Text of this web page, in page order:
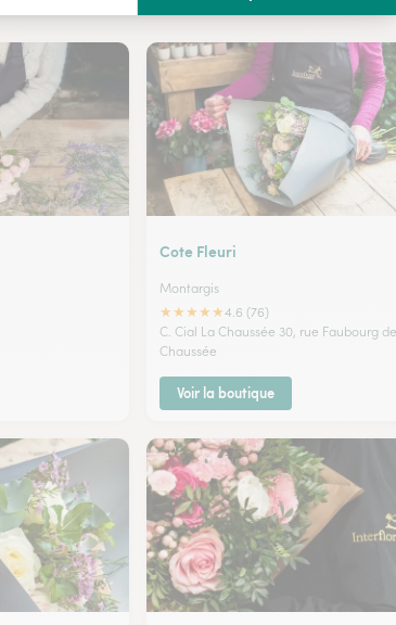
Cote Fleuri
Montargis
★★★★★4.6 (76)
C. Cial La Chaussée 30, rue Faubourg
Chaussée
Voir la boutique